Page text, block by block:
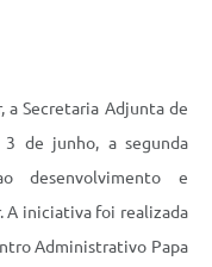
a Secretaria Adjunta de
3 de junho, a segunda
desenvolvimento e
A iniciativa foi realizada
Administrativo Papa